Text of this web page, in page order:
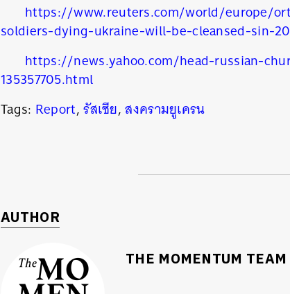
https://www.reuters.com/world/europe/
soldiers-dying-ukraine-will-be-cleansed-sin-
https://news.yahoo.com/head-russian-
135357705.html
Tags: Report,รัสเซีย,สงครามยูเครน
AUTHOR
THE MOMENTUM TEAM